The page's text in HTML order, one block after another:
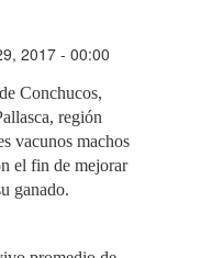
2017 - 00:00
Conchucos,
región
vacunos machos
el fin de mejorar
ganado.